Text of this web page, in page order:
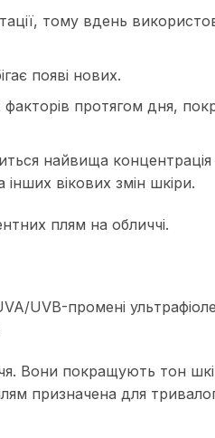
тому вдень
появі нових.
протягом дня,
найвища
вікових змін шкіри.
плям на обличчі.
UVB-промені
Вони покращують тон
призначена для